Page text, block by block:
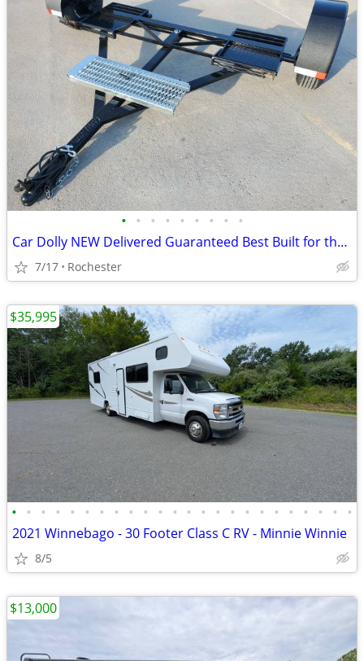
• • • • • • • • •
Car Dolly NEW Delivered Guaranteed Best Built for the Money in U.S.!
7/17 Rochester
• • • • • • • • • • • • • • • • • • • • • • • •
2021 Winnebago - 30 Footer Class C RV - Minnie Winnie
8/5
$35,995
$13,000